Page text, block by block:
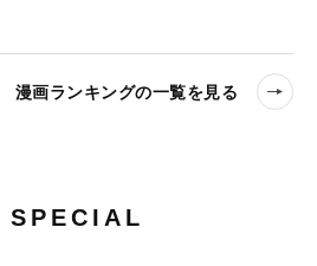
漫画ランキングの一覧を見る
SPECIAL